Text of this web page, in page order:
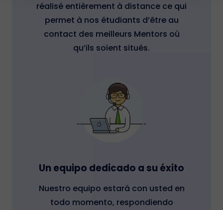
réalisé entièrement à distance ce qui
permet à nos étudiants d’être au
contact des meilleurs Mentors où
qu’ils soient situés.
Un equipo dedicado a su éxito
Nuestro equipo estará con usted en
todo momento, respondiendo